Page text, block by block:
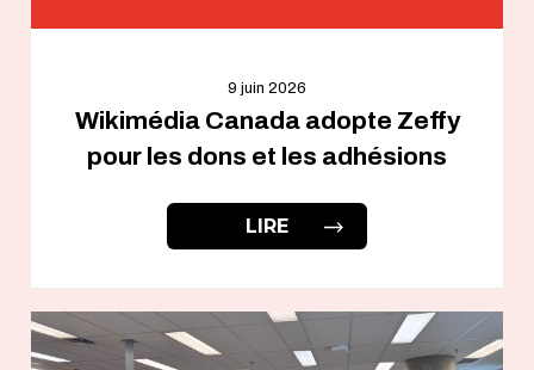
9 juin 2026
Wikimédia Canada adopte Zeffy
pour les dons et les adhésions
LIRE